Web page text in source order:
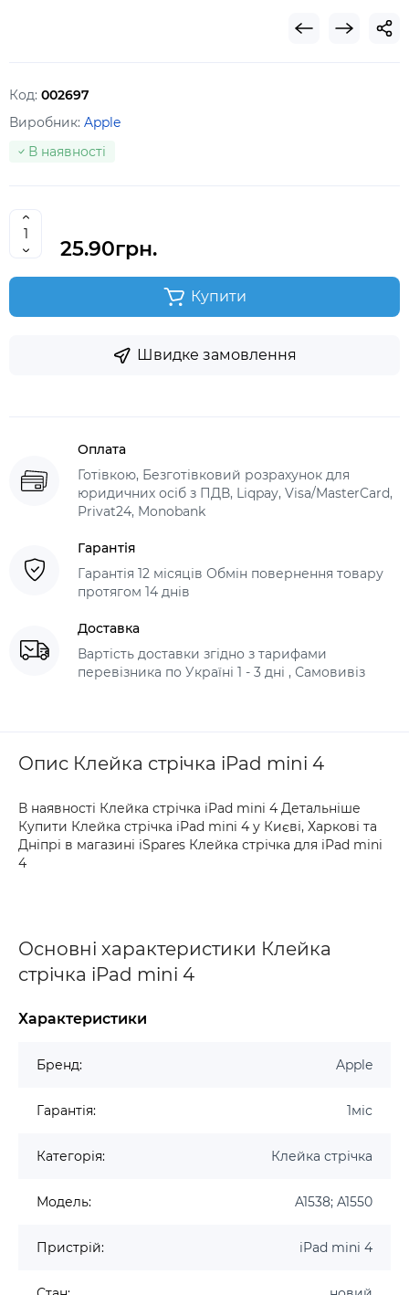
Код: 002697
Виробник: Apple
В наявності
25.90грн.
Купити
Швидке замовлення
Оплата
Готівкою, Безготівковий розрахунок для
юридичних осіб з ПДВ, Liqpay, Visa/MasterCard,
Privat24, Monobank
Гарантія
Гарантія 12 місяців Обмін повернення товару
протягом 14 днів
Доставка
Вартість доставки згідно з тарифами
перевізника по Україні 1 - 3 дні , Самовивіз
Опис Клейка стрічка iPad mini 4
В наявності Клейка стрічка iPad mini 4 Детальніше
Купити Клейка стрічка iPad mini 4 у Києві, Харкові та
Дніпрі в магазині iSpares Клейка стрічка для iPad mini
4
Основні характеристики Клейка
стрічка iPad mini 4
Характеристики
Бренд: Apple
Гарантія: 1міс
Категорія: Клейка стрічка
Модель: A1538; A1550
Пристрій: iPad mini 4